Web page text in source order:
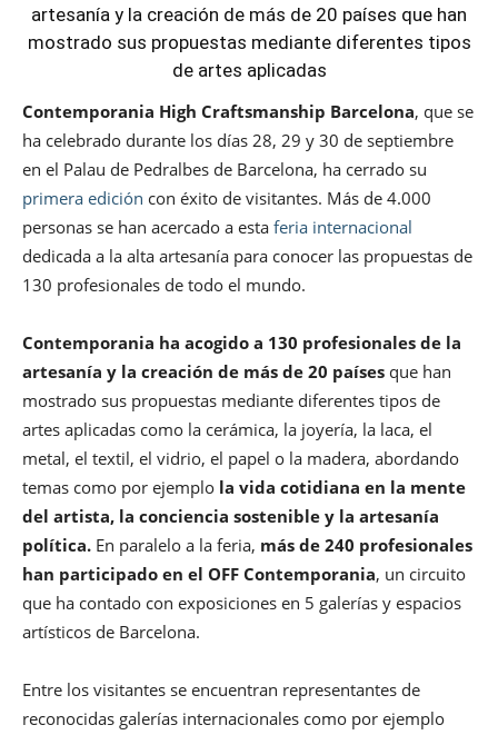
artesanía y la creación de más de 20 países que han
mostrado sus propuestas mediante diferentes tipos
de artes aplicadas
Contemporania High Craftsmanship Barcelona, que se
ha celebrado durante los días 28, 29 y 30 de septiembre
en el Palau de Pedralbes de Barcelona, ha cerrado su
primera edición con éxito de visitantes. Más de 4.000
personas se han acercado a esta feria internacional
dedicada a la alta artesanía para conocer las propuestas de
130 profesionales de todo el mundo.
Contemporania ha acogido a 130 profesionales de la
artesanía y la creación de más de 20 países que han
mostrado sus propuestas mediante diferentes tipos de
artes aplicadas como la cerámica, la joyería, la laca, el
metal, el textil, el vidrio, el papel o la madera, abordando
temas como por ejemplo la vida cotidiana en la mente
del artista, la conciencia sostenible y la artesanía
política. En paralelo a la feria, más de 240 profesionales
han participado en el OFF Contemporania, un circuito
que ha contado con exposiciones en 5 galerías y espacios
artísticos de Barcelona.
Entre los visitantes se encuentran representantes de
reconocidas galerías internacionales como por ejemplo